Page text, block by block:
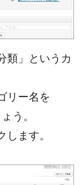
類」というカ
リー名を
う。
します。